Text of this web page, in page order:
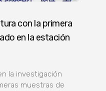
con la primera
en la estación
la investigación
muestras de